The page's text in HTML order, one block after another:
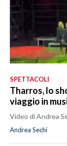
SPETTACOLI
Tharros, lo
viaggio in
Video di Andrea
Andrea Sechi